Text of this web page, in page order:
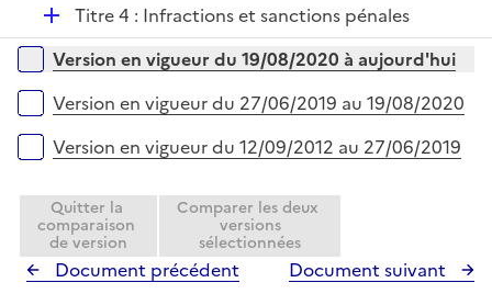
D
é
p
l
i
e
Titre 4 : Infractions et sanctions pénales
Versions sur la période
Version en vigueur du 19/08/2020 à aujourd'hui
Version en vigueur du 27/06/2019 au 19/08/2020
Version en vigueur du 12/09/2012 au 27/06/2019
Quitter la
comparaison
de version
Comparer les deux
versions
sélectionnées
Document précédent Document suivant